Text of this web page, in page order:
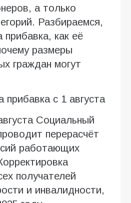
а только
Разбираемся,
как её
размеры
граждан могут
прибавка с 1 августа
Социальный
перерасчёт
работающих
получателей
и инвалидности,